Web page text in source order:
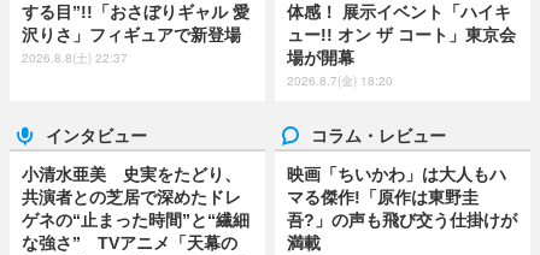
する目”!!「おさぼりギャル 愛
沢りさ」フィギュアで新登場
2026.8.8(土) 22:37
体感！ 展示イベント「ハイキ
ュー!! オン ザ コート」東京会
場が開幕
2026.8.7(金) 18:20
インタビュー
小清水亜美 史実をたどり、
共演者との芝居で深めたドレ
ゲネの“止まった時間”と“繊細
な強さ” TVアニメ「天幕の
コラム・レビュー
映画「ちいかわ」は大人もハ
マる傑作!「原作は東野圭
吾?」の声も飛び交う仕掛けが
満載